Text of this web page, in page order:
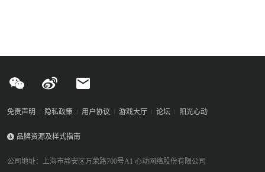
免责声明 隐私政策 用户协议 游戏大厅 论坛 阳光心动
品牌资源及样式指南
公司地址：上海市静安区万荣路700号A1 心动网络股份有限公司